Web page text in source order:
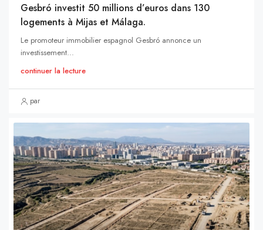
Gesbró investit 50 millions d’euros dans 130
logements à Mijas et Málaga.
Le promoteur immobilier espagnol Gesbró annonce un
investissement...
continuer la lecture
par